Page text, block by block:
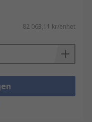
82 063,11 kr/enhet